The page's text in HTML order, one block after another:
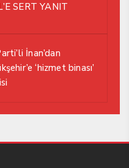
SERT YANIT
İnan’dan
‘hizmet binası’